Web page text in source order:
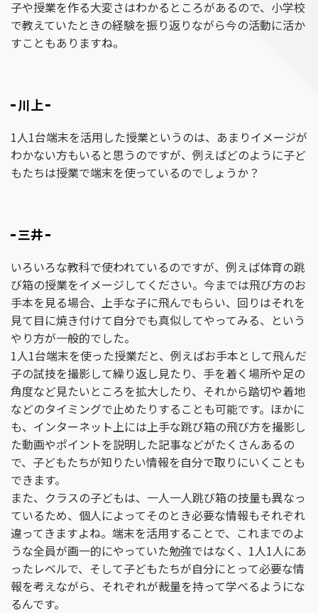
子や授業を作る大変さはわかるところがあるので、小学校
で教えていたときの経験を振り返りながら今の活動に活か
すこともありますね。
川上
1人1台端末を活用した授業というのは、あまりイメージが
わかない方もいると思うのですが、例えばどのように子ど
もたちは授業で端末を使っているのでしょうか？
三井
いろいろな教科で使われているのですが、例えば体育の跳
び箱の授業をイメージしてください。今までは飛び方のお
手本を見る場合、上手な子に飛んでもらい、回りはそれを
見て目に焼き付けて自分でも真似してやってみる、という
やり方が一般的でした。
1人1台端末を使った授業だと、例えばお手本として飛んだ
子の試技を撮影して繰り返し見たり、手を着く場所や足の
角度など見たいところを拡大したり、それから踏切や着地
などのタイミングで止めたりすることも可能です。ほかに
も、インターネット上には上手な跳び箱の飛び方を撮影し
た動画やポイントを説明した記事などがたくさんあるの
で、子どもたちが知りたい情報を自分で取りにいくことも
できます。
また、クラスの子どもは、一人一人跳び箱の技量も異なっ
ているため、個人によってそのとき必要な情報もそれぞれ
違ってきますよね。端末を活用することで、これまでのよ
うな全員が画一的にやっていた勉強ではなく、1人1人にあ
ったレベルで、そして子どもたちが自分にとって必要な情
報を考えながら、それぞれが裁量を持って学べるようにな
るんです。